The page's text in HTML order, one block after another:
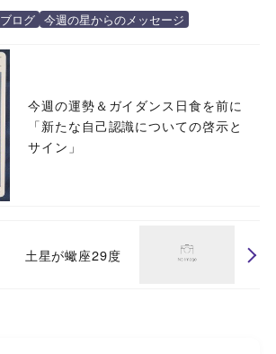
ブログ 今週の星からのメッセージ
今週の運勢＆ガイダンス日食を前に
「新たな自己認識についての啓示と
サイン」
土星が蠍座29度